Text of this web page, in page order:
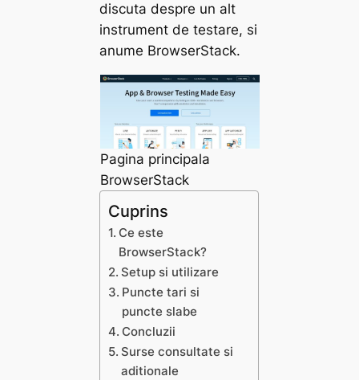
discuta despre un alt
instrument de testare, si
anume BrowserStack.
Pagina principala
BrowserStack
Cuprins
Ce este
BrowserStack?
Setup si utilizare
Puncte tari si
puncte slabe
Concluzii
Surse consultate si
aditionale